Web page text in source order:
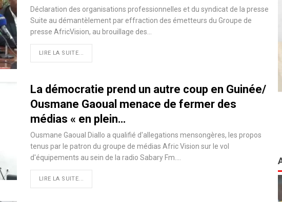
Déclaration des organisations professionnelles et du syndicat de la presse
Suite au démantèlement par effraction des émetteurs du Groupe de
presse AfricVision, au brouillage des…
LIRE LA SUITE...
La démocratie prend un autre coup en Guinée/
Ousmane Gaoual menace de fermer des
médias « en plein…
Ousmane Gaoual Diallo a qualifié d'allegations mensongères, les propos
tenus par le patron du groupe de médias Afric Vision sur le vol
d'équipements au sein de la radio Sabary Fm.…
LIRE LA SUITE...